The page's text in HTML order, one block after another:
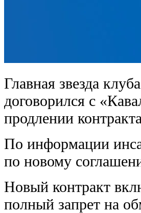
Главная звезда
договорился с
продлении
По информации
по новому
Новый контракт
полный запрет на